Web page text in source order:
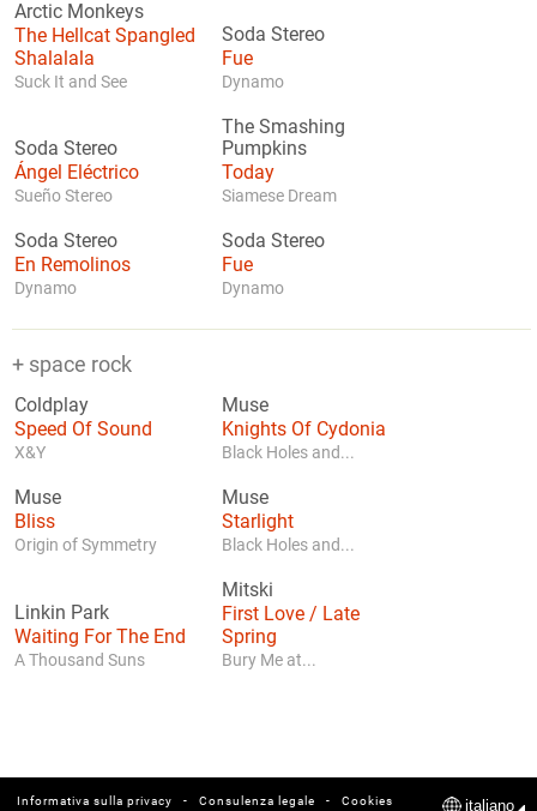
Arctic Monkeys
The Hellcat Spangled
Shalalala
Suck It and See
Soda Stereo
Fue
Dynamo
Soda Stereo
Ángel Eléctrico
Sueño Stereo
The Smashing
Pumpkins
Today
Siamese Dream
Soda Stereo
En Remolinos
Dynamo
+ space rock
Soda Stereo
Fue
Dynamo
Coldplay
Speed Of Sound
X&Y
Muse
Knights Of Cydonia
Black Holes and...
Muse
Bliss
Origin of Symmetry
Muse
Starlight
Black Holes and...
Linkin Park
Waiting For The End
A Thousand Suns
Mitski
First Love / Late
Spring
Bury Me at...
Cookies
-
Consulenza legale
-
Informativa sulla privacy italiano